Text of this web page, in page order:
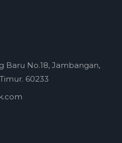
Baru No.18, Jambangan,
60233